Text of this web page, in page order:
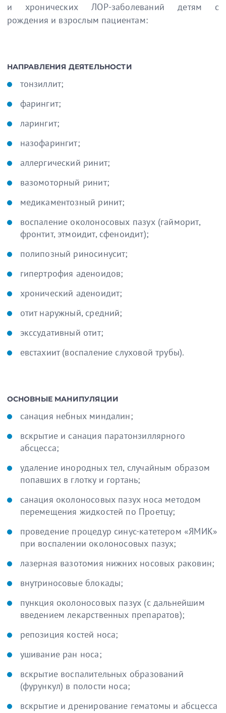
и хронических ЛОР-заболеваний детям с
рождения и взрослым пациентам:
НАПРАВЛЕНИЯ ДЕЯТЕЛЬНОСТИ
тонзиллит;
фарингит;
ларингит;
назофарингит;
аллергический ринит;
вазомоторный ринит;
медикаментозный ринит;
воспаление околоносовых пазух (гайморит,
фронтит, этмоидит, сфеноидит);
полипозный риносинусит;
гипертрофия аденоидов;
хронический аденоидит;
отит наружный, средний;
экссудативный отит;
евстахиит (воспаление слуховой трубы).
ОСНОВНЫЕ МАНИПУЛЯЦИИ
санация небных миндалин;
вскрытие и санация паратонзиллярного
абсцесса;
удаление инородных тел, случайным образом
попавших в глотку и гортань;
санация околоносовых пазух носа методом
перемещения жидкостей по Проетцу;
проведение процедур синус-катетером «ЯМИК»
при воспалении околоносовых пазух;
лазерная вазотомия нижних носовых раковин;
внутриносовые блокады;
пункция околоносовых пазух (с дальнейшим
введением лекарственных препаратов);
репозиция костей носа;
ушивание ран носа;
вскрытие воспалительных образований
(фурункул) в полости носа;
вскрытие и дренирование гематомы и абсцесса